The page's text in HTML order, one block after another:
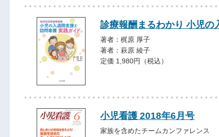
診療報酬まるわかり 小児の
著者：梶原 厚子
著者：萩原 綾子
定価 1,980円（税込）
小児看護 2018年6月号
家族を含めたチームカンファレンス